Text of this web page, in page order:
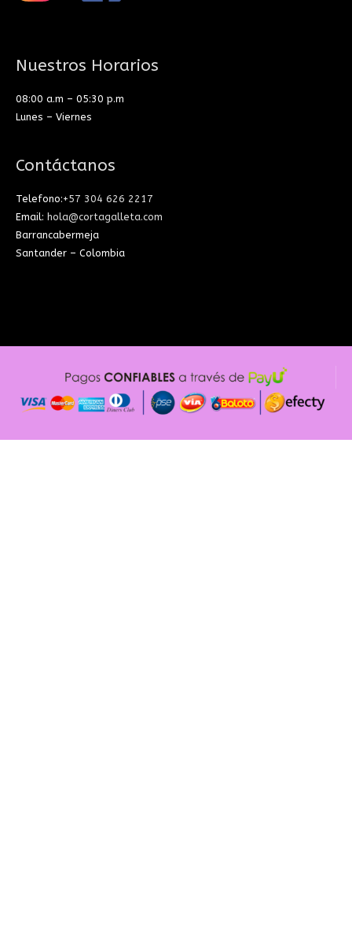
Nuestros Horarios
08:00 a.m – 05:30 p.m
Lunes – Viernes
Contáctanos
Telefono:+57 304 626 2217
Email: hola@cortagalleta.com
Barrancabermeja
Santander – Colombia